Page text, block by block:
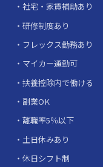
社宅・家賃補助あり
研修制度あり
フレックス勤務あり
マイカー通勤可
扶養控除内で働ける
副業OK
離職率5％以下
土日休みあり
休日シフト制